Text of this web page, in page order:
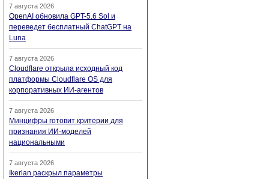
7 августа 2026
OpenAI обновила GPT-5.6 Sol и
переведет бесплатный ChatGPT на
Luna
7 августа 2026
Cloudflare открыла исходный код
платформы Cloudflare OS для
корпоративных ИИ-агентов
7 августа 2026
Минцифры готовит критерии для
признания ИИ-моделей
национальными
7 августа 2026
Ikerlan раскрыл параметры